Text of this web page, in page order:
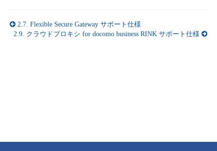
2.7. Flexible Secure Gateway サポート仕様
2.9. クラウドプロキシ for docomo business RINK サポート仕様